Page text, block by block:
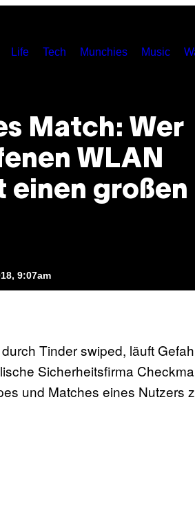
Life Tech Munchies Music
Match: Wer
WLAN
einen großen
9:07am
Tinder swiped, läuft
Sicherheitsfirma
und Matches eines Nutzers